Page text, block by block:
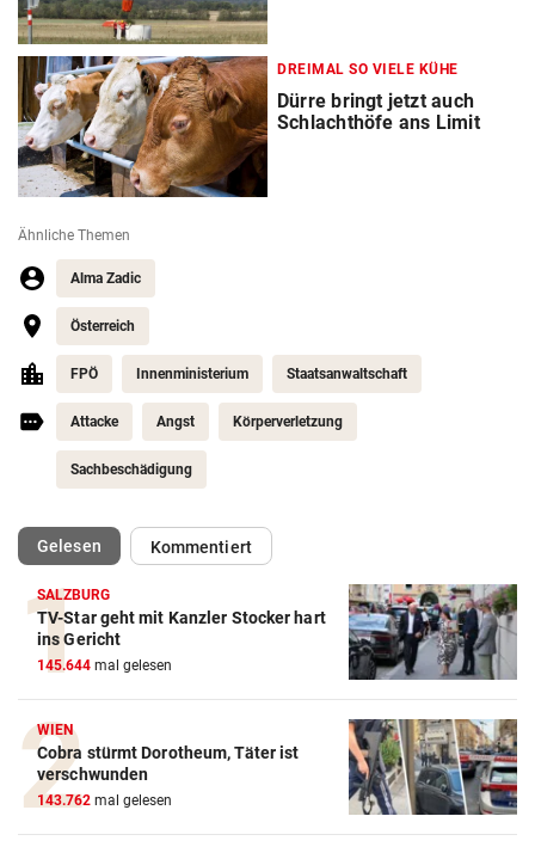
DREIMAL SO VIELE KÜHE
Dürre bringt jetzt auch
Schlachthöfe ans Limit
Ähnliche Themen
Alma Zadic
Österreich
FPÖ Innenministerium Staatsanwaltschaft
Attacke Angst Körperverletzung
Sachbeschädigung
Gelesen(ausgewählt)Kommentiert
SALZBURG
TV-Star geht mit Kanzler Stocker hart
ins Gericht
145.644 mal gelesen
WIEN
Cobra stürmt Dorotheum, Täter ist
verschwunden
143.762 mal gelesen